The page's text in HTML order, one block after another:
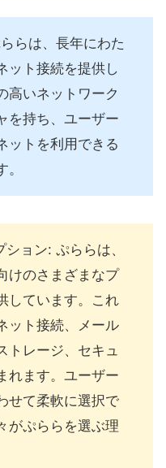
らは、長年にわた
ット接続を提供し
高いネットワーク
を持ち、ユーザー
ットを利用できる
ョン: ぷららは、
けのさまざまなプ
しています。これ
ット接続、メール
トレージ、セキュ
れます。ユーザー
せて柔軟に選択で
がぷららを選ぶ理